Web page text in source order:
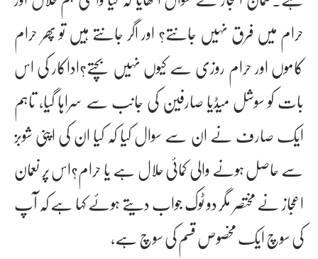
حرام میں فرق نہیں جانتے؟ اور اگر جانتے ہیں تو پھر حرام
کاموں اور حرام روزی سے کیوں نہیں بچتے؟اداکار کی اس
بات کو سوشل میڈیا صارفین کی جانب سے سراہا گیا، تاہم
ایک صارف نے ان سے سوال کیا کہ کیا ان کی اپنی شوبز
سے حاصل ہونے والی کمائی حلال ہے یا حرام؟اس پر نعمان
اعجاز نے مختصر مگر دو ٹوک جواب دیتے ہوئے کہا ہے کہ آپ
کی سوچ ایک مخصوص قسم کی سوچ ہے،